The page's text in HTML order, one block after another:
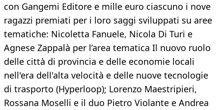
con Gangemi Editore e mille euro ciascuno i nove
ragazzi premiati per i loro saggi sviluppati su aree
tematiche: Nicoletta Fanuele, Nicola Di Turi e
Agnese Zappalà per l’area tematica Il nuovo ruolo
delle città di provincia e delle economie locali
nell'era dell'alta velocità e delle nuove tecnologie
di trasporto (Hyperloop); Lorenzo Maestripieri,
Rossana Moselli e il duo Pietro Violante e Andrea